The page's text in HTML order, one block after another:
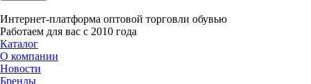
Интернет-платформа оптовой торговли обувью
Работаем для вас с 2010 года
Каталог
О компании
Новости
Бренды